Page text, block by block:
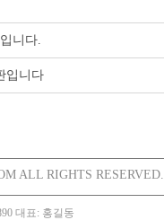
니다.
입니다
ALL RIGHTS RESERVED.
대표: 홍길동